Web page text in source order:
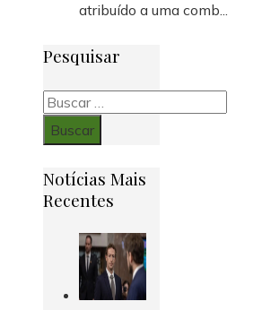
atribuído a uma comb...
Pesquisar
Buscar:
Notícias Mais
Recentes